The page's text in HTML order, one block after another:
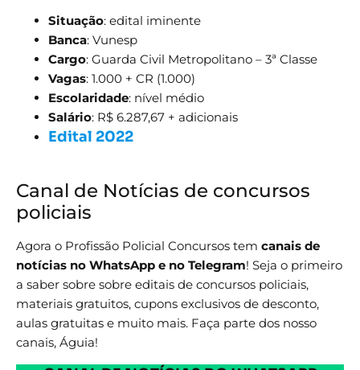
Situação: edital iminente
Banca: Vunesp
Cargo: Guarda Civil Metropolitano – 3ª Classe
Vagas: 1.000 + CR (1.000)
Escolaridade: nível médio
Salário: R$ 6.287,67 + adicionais
Edital 2022
Canal de Notícias de concursos
policiais
Agora o Profissão Policial Concursos tem canais de
notícias no WhatsApp e no Telegram! Seja o primeiro
a saber sobre sobre editais de concursos policiais,
materiais gratuitos, cupons exclusivos de desconto,
aulas gratuitas e muito mais. Faça parte dos nosso
canais, Águia!